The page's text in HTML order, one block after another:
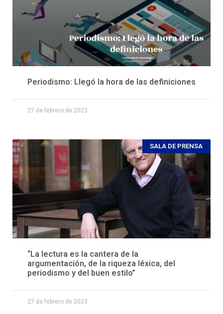
Periodismo: Llegó la hora de las definiciones
27 de febrero de 2023
SALA DE PRENSA
“La lectura es la cantera de la
argumentación, de la riqueza léxica, del
periodismo y del buen estilo”
27 de febrero de 2023